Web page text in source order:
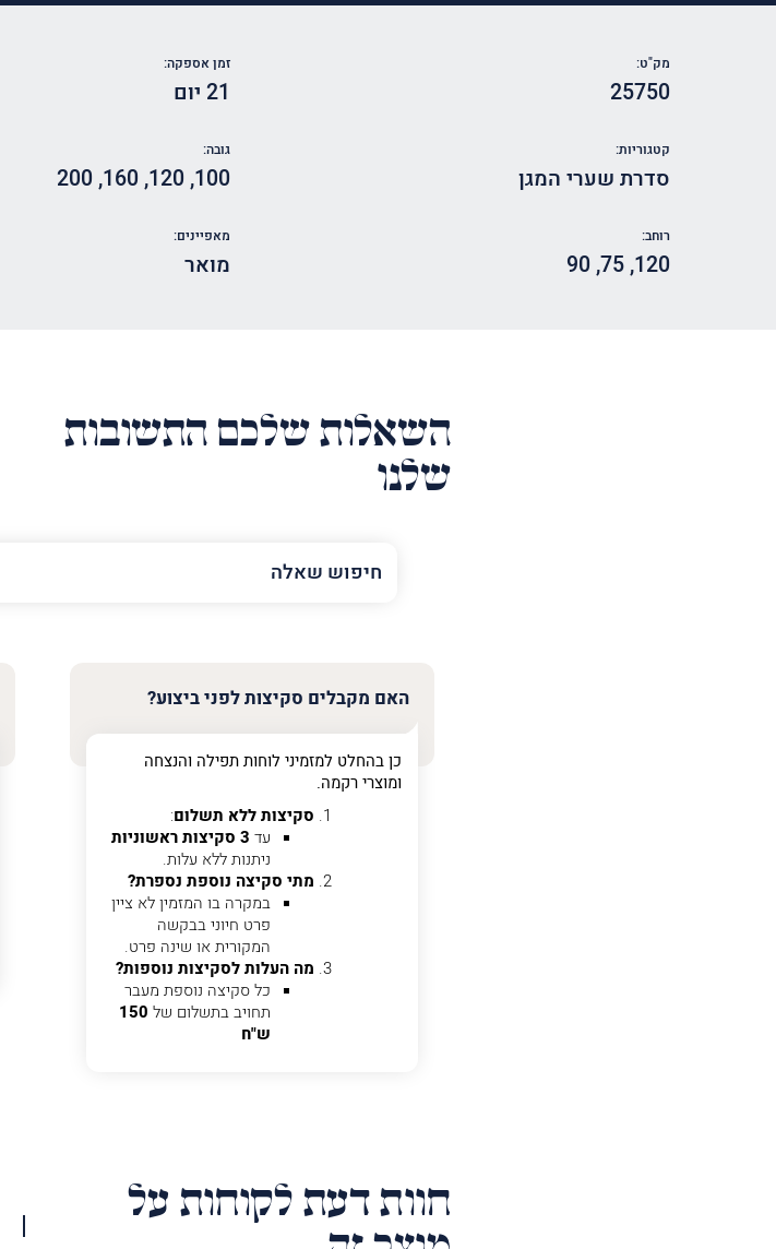
מק"ט:
25750
זמן אספקה:
21 יום
קטגוריות:
סדרת שערי המגן
גובה:
100
,
120
,
160
,
200
רוחב:
120
,
75
,
90
מאפיינים:
מואר
השאלות שלכם התשובות
שלנו
פרט
על
פרט על מה מדובר
האם מקבלים סקיצות לפני ביצוע?
כן בהחלט למזמיני לוחות תפילה והנצחה
ומוצרי רקמה.
סקיצות ללא תשלום:
עד 3 סקיצות ראשוניות
ניתנות ללא עלות.
מתי סקיצה נוספת נספרת?
במקרה בו המזמין לא ציין
פרט חיוני בבקשה
המקורית או שינה פרט.
מה העלות לסקיצות נוספות?
כל סקיצה נוספת מעבר
תחויב בתשלום של 150
ש"ח
חוות דעת לקוחות על